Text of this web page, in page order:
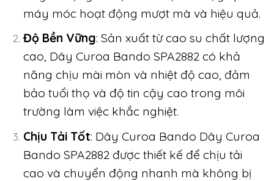
máy móc hoạt động mượt mà và hiệu quả.
Độ Bền Vững: Sản xuất từ cao su chất lượng
cao, Dây Curoa Bando SPA2882 có khả
năng chịu mài mòn và nhiệt độ cao, đảm
bảo tuổi thọ và độ tin cậy cao trong môi
trường làm việc khắc nghiệt.
Chịu Tải Tốt: Dây Curoa Bando Dây Curoa
Bando SPA2882 được thiết kế để chịu tải
cao và chuyển động nhanh mà không bị